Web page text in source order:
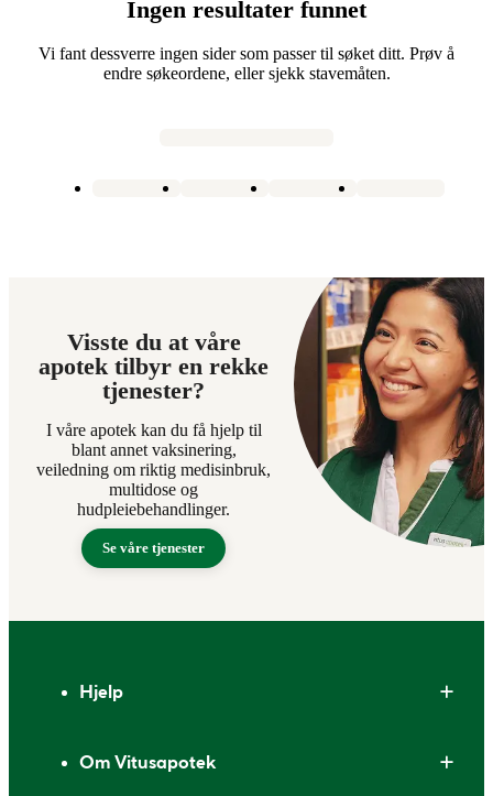
Ingen resultater funnet
Vi fant dessverre ingen sider som passer til søket ditt. Prøv å
endre søkeordene, eller sjekk stavemåten.
Visste du at våre
apotek tilbyr en rekke
tjenester?
I våre apotek kan du få hjelp til
blant annet vaksinering,
veiledning om riktig medisinbruk,
multidose og
hudpleiebehandlinger.
Se våre tjenester
Hjelp
Om Vitusapotek